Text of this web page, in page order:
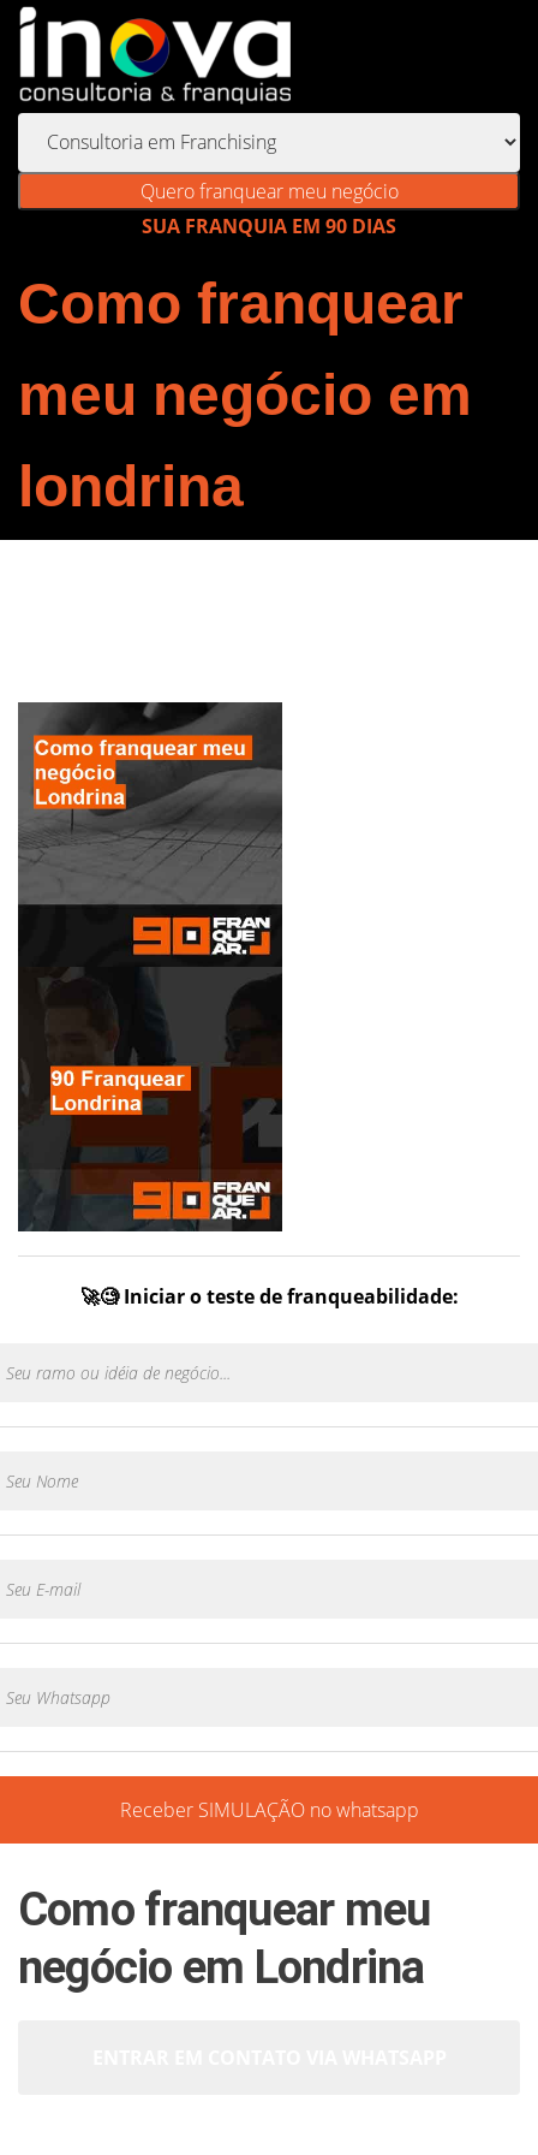
Quero franquear meu negócio
SUA FRANQUIA EM 90 DIAS
Como franquear
meu negócio em
londrina
🚀🧐 Iniciar o teste de franqueabilidade:
Receber SIMULAÇÃO no whatsapp
Como franquear meu
negócio em Londrina